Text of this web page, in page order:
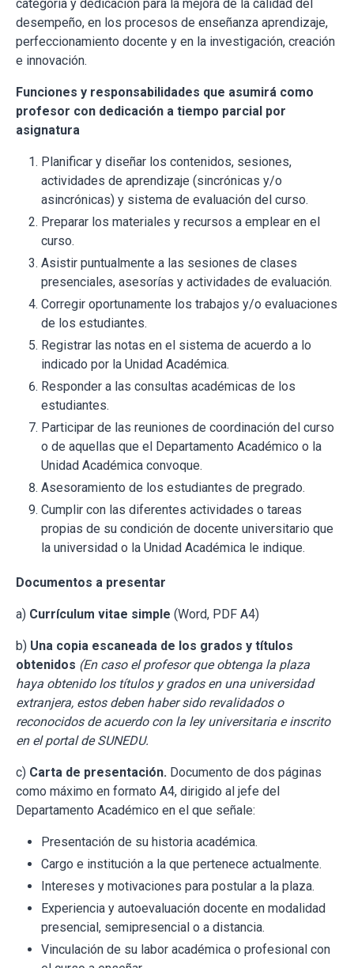
categoría y dedicación para la mejora de la calidad del
desempeño, en los procesos de enseñanza aprendizaje,
perfeccionamiento docente y en la investigación, creación
e innovación.
Funciones y responsabilidades que asumirá como
profesor con dedicación a tiempo parcial por
asignatura
Planificar y diseñar los contenidos, sesiones,
actividades de aprendizaje (sincrónicas y/o
asincrónicas) y sistema de evaluación del curso.
Preparar los materiales y recursos a emplear en el
curso.
Asistir puntualmente a las sesiones de clases
presenciales, asesorías y actividades de evaluación.
Corregir oportunamente los trabajos y/o evaluaciones
de los estudiantes.
Registrar las notas en el sistema de acuerdo a lo
indicado por la Unidad Académica.
Responder a las consultas académicas de los
estudiantes.
Participar de las reuniones de coordinación del curso
o de aquellas que el Departamento Académico o la
Unidad Académica convoque.
Asesoramiento de los estudiantes de pregrado.
Cumplir con las diferentes actividades o tareas
propias de su condición de docente universitario que
la universidad o la Unidad Académica le indique.
Documentos a presentar
a) Currículum vitae simple (Word, PDF A4)
b) Una copia escaneada de los grados y títulos
obtenidos (En caso el profesor que obtenga la plaza
haya obtenido los títulos y grados en una universidad
extranjera, estos deben haber sido revalidados o
reconocidos de acuerdo con la ley universitaria e inscrito
en el portal de SUNEDU.
c) Carta de presentación. Documento de dos páginas
como máximo en formato A4, dirigido al jefe del
Departamento Académico en el que señale:
Presentación de su historia académica.
Cargo e institución a la que pertenece actualmente.
Intereses y motivaciones para postular a la plaza.
Experiencia y autoevaluación docente en modalidad
presencial, semipresencial o a distancia.
Vinculación de su labor académica o profesional con